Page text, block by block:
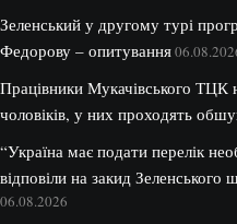
Зеленський у другому турі
Федорову – опитування
Працівники Мукачівського ТЦК
чоловіків, у них проходять
“Україна має подати перелік
відповіли на закид
06.08.2026